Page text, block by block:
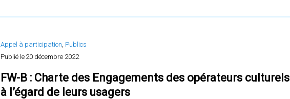
Appel à participation, Publics
Publié le 20 décembre 2022
FW-B : Charte des Engagements des opérateurs culturels
à l’égard de leurs usagers